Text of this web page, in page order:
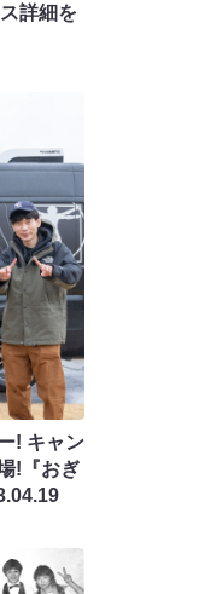
詳細を
! キャン
!『おぎ